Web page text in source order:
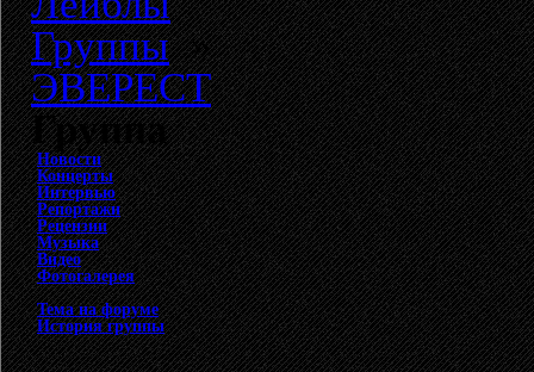
Группы»
ЭВЕРЕСТ
Группа
Новости
Концерты
Интервью
Репортажи
Рецензии
Музыка
Видео
Фотогалерея
Тема на форуме
История группы